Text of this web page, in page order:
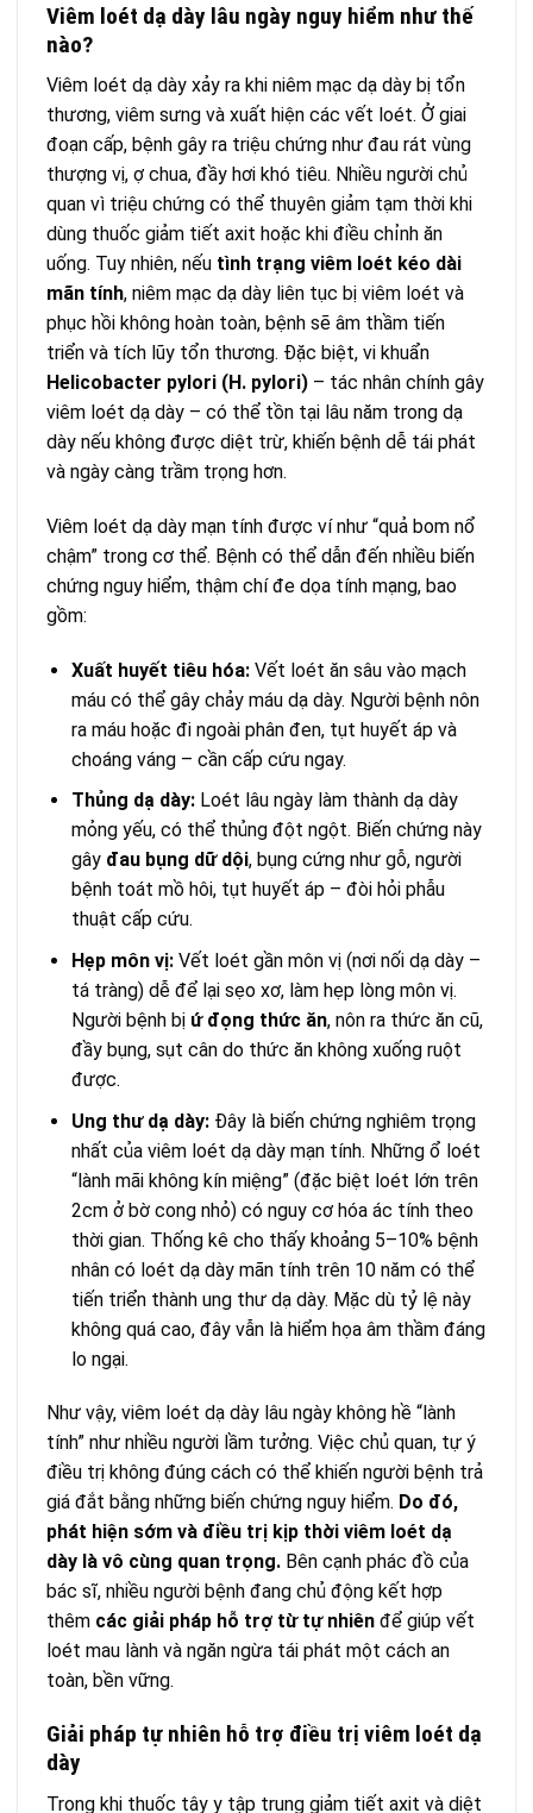
Viêm loét dạ dày lâu ngày nguy hiểm như thế
nào?
Viêm loét dạ dày xảy ra khi niêm mạc dạ dày bị tổn
thương, viêm sưng và xuất hiện các vết loét. Ở giai
đoạn cấp, bệnh gây ra triệu chứng như đau rát vùng
thượng vị, ợ chua, đầy hơi khó tiêu. Nhiều người chủ
quan vì triệu chứng có thể thuyên giảm tạm thời khi
dùng thuốc giảm tiết axit hoặc khi điều chỉnh ăn
uống. Tuy nhiên, nếu tình trạng viêm loét kéo dài
mãn tính, niêm mạc dạ dày liên tục bị viêm loét và
phục hồi không hoàn toàn, bệnh sẽ âm thầm tiến
triển và tích lũy tổn thương. Đặc biệt, vi khuẩn
Helicobacter pylori (H. pylori) – tác nhân chính gây
viêm loét dạ dày – có thể tồn tại lâu năm trong dạ
dày nếu không được diệt trừ, khiến bệnh dễ tái phát
và ngày càng trầm trọng hơn.
Viêm loét dạ dày mạn tính được ví như “quả bom nổ
chậm” trong cơ thể. Bệnh có thể dẫn đến nhiều biến
chứng nguy hiểm, thậm chí đe dọa tính mạng, bao
gồm:
Xuất huyết tiêu hóa:Vết loét ăn sâu vào mạch
máu có thể gây chảy máu dạ dày. Người bệnh nôn
ra máu hoặc đi ngoài phân đen, tụt huyết áp và
choáng váng – cần cấp cứu ngay.
Thủng dạ dày:Loét lâu ngày làm thành dạ dày
mỏng yếu, có thể thủng đột ngột. Biến chứng này
gây đau bụng dữ dội, bụng cứng như gỗ, người
bệnh toát mồ hôi, tụt huyết áp – đòi hỏi phẫu
thuật cấp cứu.
Hẹp môn vị:Vết loét gần môn vị (nơi nối dạ dày –
tá tràng) dễ để lại sẹo xơ, làm hẹp lòng môn vị.
Người bệnh bị ứ đọng thức ăn, nôn ra thức ăn cũ,
đầy bụng, sụt cân do thức ăn không xuống ruột
được.
Ung thư dạ dày:Đây là biến chứng nghiêm trọng
nhất của viêm loét dạ dày mạn tính. Những ổ loét
“lành mãi không kín miệng” (đặc biệt loét lớn trên
2cm ở bờ cong nhỏ) có nguy cơ hóa ác tính theo
thời gian. Thống kê cho thấy khoảng 5–10% bệnh
nhân có loét dạ dày mãn tính trên 10 năm có thể
tiến triển thành ung thư dạ dày. Mặc dù tỷ lệ này
không quá cao, đây vẫn là hiểm họa âm thầm đáng
lo ngại.
Như vậy, viêm loét dạ dày lâu ngày không hề “lành
tính” như nhiều người lầm tưởng. Việc chủ quan, tự ý
điều trị không đúng cách có thể khiến người bệnh trả
giá đắt bằng những biến chứng nguy hiểm. Do đó,
phát hiện sớm và điều trị kịp thời viêm loét dạ
dày là vô cùng quan trọng. Bên cạnh phác đồ của
bác sĩ, nhiều người bệnh đang chủ động kết hợp
thêm các giải pháp hỗ trợ từ tự nhiên để giúp vết
loét mau lành và ngăn ngừa tái phát một cách an
toàn, bền vững.
Giải pháp tự nhiên hỗ trợ điều trị viêm loét dạ
dày
Trong khi thuốc tây y tập trung giảm tiết axit và diệt